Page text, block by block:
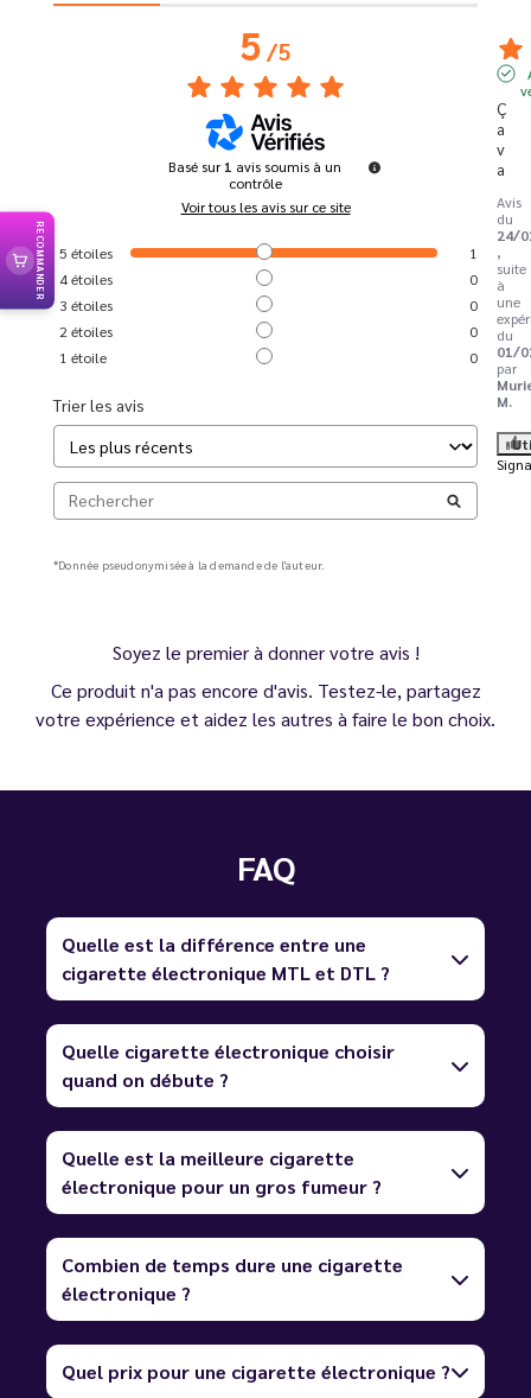
5/5
Basé sur1 avis soumis à un
contrôle
Voir tous les avis sur ce site
5 étoiles
1
4étoiles
0
3 étoiles
0
2 étoiles
0
1 étoile 0
Trier les avis
Ç
a
v
a
Avis
du
24/
,
suite
à
une
du
01/
par
M.
*Donnée pseudonymisée à la demande de l'auteur.
Soyez le premier à donner votre avis !
Ce produit n'a pas encore d'avis. Testez-le, partagez
votre expérience et aidez les autres à faire le bon choix.
FAQ
Quelle est la différence entre une
cigarette électronique MTL et DTL ?
Quelle cigarette électronique choisir
quand on débute ?
Quelle est la meilleure cigarette
électronique pour un gros fumeur ?
Combien de temps dure une cigarette
électronique ?
Quel prix pour une cigarette électronique ?
RECOMMANDER